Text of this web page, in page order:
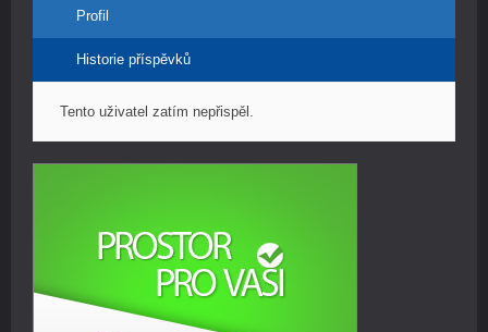
Profil
Historie příspěvků
Tento uživatel zatím nepřispěl.